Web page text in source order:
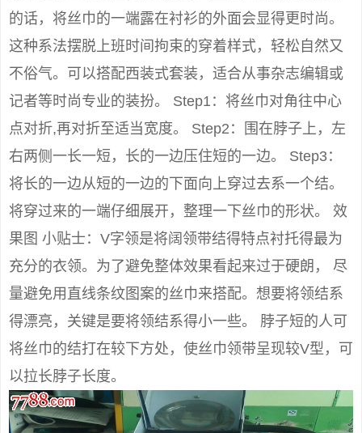
的话，将丝巾的一端露在衬衫的外面会显得更时尚。
这种系法摆脱上班时间拘束的穿着样式，轻松自然又
不俗气。可以搭配西装式套装，适合从事杂志编辑或
记者等时尚专业的装扮。 Step1：将丝巾对角往中心
点对折,再对折至适当宽度。 Step2：围在脖子上，左
右两侧一长一短，长的一边压住短的一边。 Step3：
将长的一边从短的一边的下面向上穿过去系一个结。
将穿过来的一端仔细展开，整理一下丝巾的形状。 效
果图 小贴士：V字领是将阔领带结得特点衬托得最为
充分的衣领。为了避免整体效果看起来过于硬朗， 尽
量避免用直线条纹图案的丝巾来搭配。想要将领结系
得漂亮，关键是要将领结系得小一些。 脖子短的人可
将丝巾的结打在较下方处，使丝巾领带呈现较V型，可
以拉长脖子长度。